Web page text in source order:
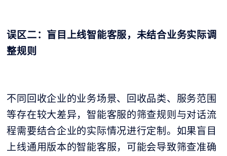
误区二：盲目上线智能客服，未结合业务实际调
整规则
不同回收企业的业务场景、回收品类、服务范围
等存在较大差异，智能客服的筛查规则与对话流
程需要结合企业的实际情况进行定制。如果盲目
上线通用版本的智能客服，可能会导致筛查准确